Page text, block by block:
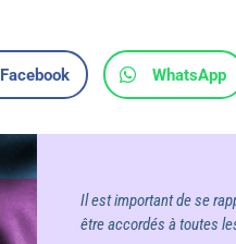
Facebook WhatsApp
Il est important de se
être accordés à toutes